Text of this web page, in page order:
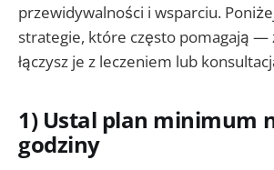
przewidywalności i wsparciu.
strategie, które często pomagają —
łączysz je z leczeniem lub
1) Ustal plan minimum
godziny